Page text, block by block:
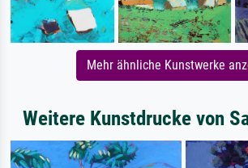
Mehr ähnliche Kunstwerke
Weitere Kunstdrucke von